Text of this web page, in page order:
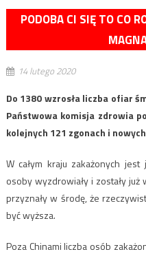
PODOBA CI SIĘ TO CO
14 lutego 2020
Do 1380 wzrosła liczba ofiar
Państwowa komisja zdrowia
kolejnych 121 zgonach i
W całym kraju zakażonych
osoby wyzdrowiały i zostały
przyznały w środę, że
być wyższa.
Poza Chinami liczba osób